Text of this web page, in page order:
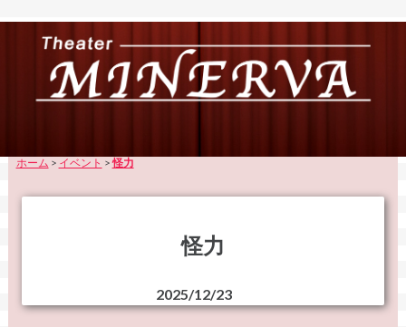
ホーム > イベント >怪力
怪力
2025/12/23